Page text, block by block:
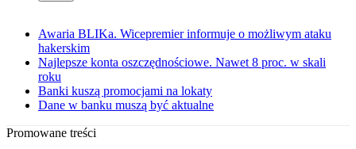
Awaria BLIKa. Wicepremier informuje o możliwym ataku
hakerskim
Najlepsze konta oszczędnościowe. Nawet 8 proc. w skali
roku
Banki kuszą promocjami na lokaty
Dane w banku muszą być aktualne
Promowane treści